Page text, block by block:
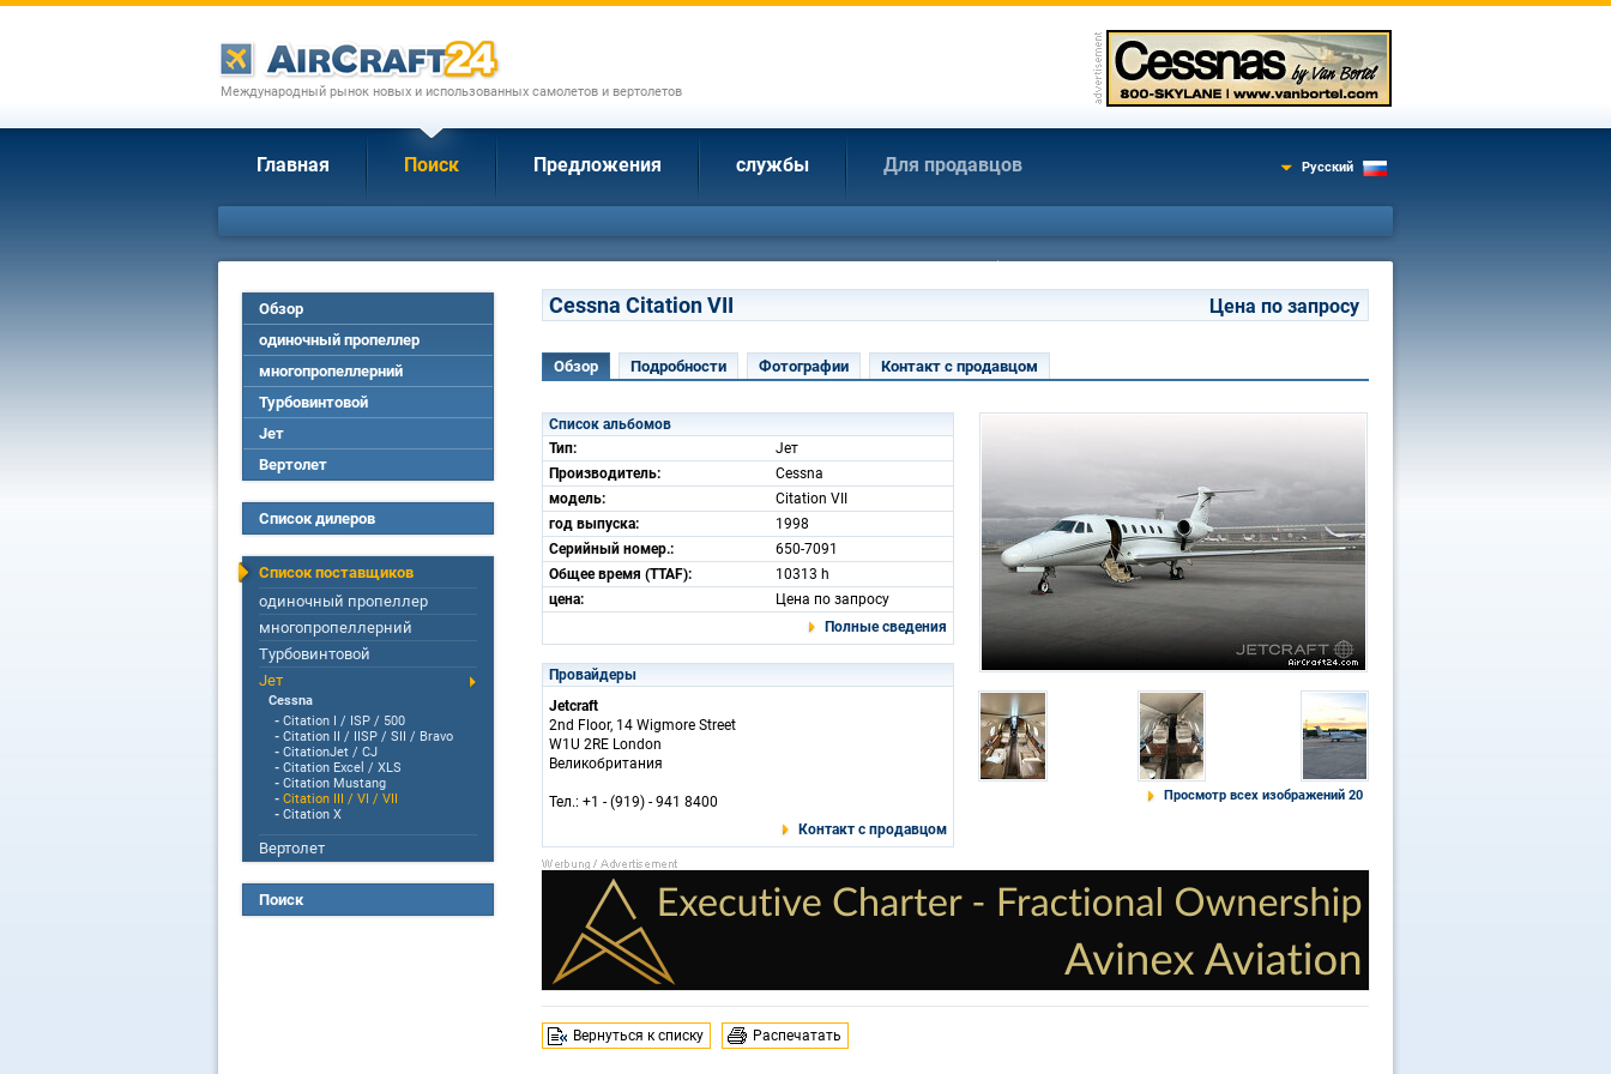
Международный рынок новых и использованных самолетов и вертолетов
Главная Поиск Предложения службы Для продавцов Русский
Обзор
одиночный пропеллер
многопропеллерний
Турбовинтовой
Jет
Вертолет
Список дилеров
Список поставщиков
одиночный пропеллер
многопропеллерний
Турбовинтовой
Jет
Cessna
- Citation I / ISP / 500
- Citation II / IISP / SII / Bravo
- CitationJet / CJ
- Citation Excel / XLS
- Citation Mustang
- Citation III / VI / VII
- Citation X
Вертолет
Поиск
Cessna Citation VII Цена по запросу
Обзор Подробности Фотографии Контакт с продавцом
Список альбомов
Тип:
Jет
Производитель:
Cessna
модель:
Citation VII
год выпуска:
1998
Серийный номер.:
650-7091
Общее время (TTAF):
10313 h
цена:
Цена по запросу
Полные сведения
Провайдеры
Jetcraft
2nd Floor, 14 Wigmore Street
W1U 2RE London
Великобритания
Тел.: +1 - (919) - 941 8400
Контакт с продавцом
Просмотр всех изображений 20
Вернуться к списку Распечатать